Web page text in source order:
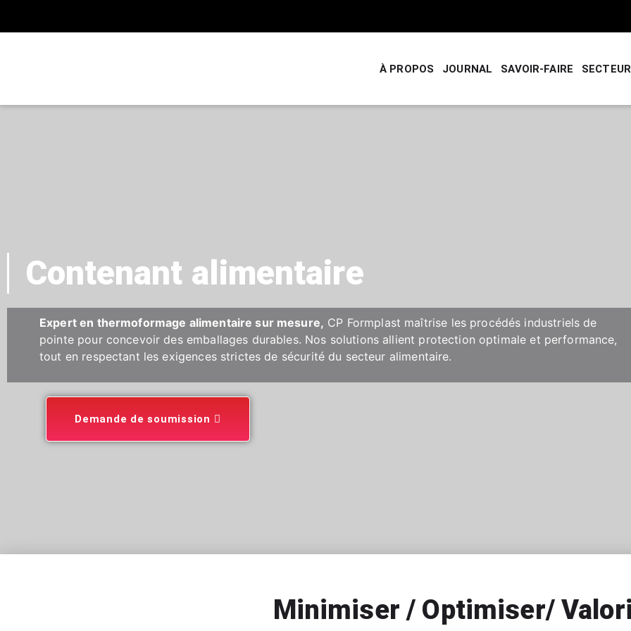
À PROPOS JOURNAL SAVOIR-FAIRE
Contenant alimentaire
Expert en thermoformage alimentaire sur mesure, CP Formplast maîtrise les procédés industriels de
pointe pour concevoir des emballages durables. Nos solutions allient protection optimale et performance,
tout en respectant les exigences strictes de sécurité du secteur alimentaire.
Demande de soumission
Minimiser / Optimiser/